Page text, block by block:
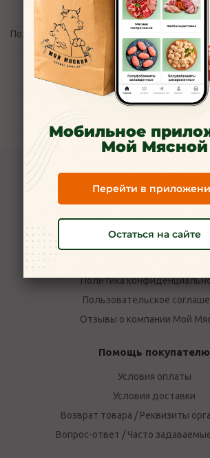
Отзывы
Пожалуйста, авторизуйтесь
Задать вопрос
Наличие
О компании
Новости
Политика
Пользовательское
Отзывы о компании Мой
Помощь покупателю
Условия оплаты
Условия доставки
Возврат товара / Реквизиты
Вопрос-ответ / Часто
Мобильное
Мой Мясной
Перейти в
Остаться на сайте